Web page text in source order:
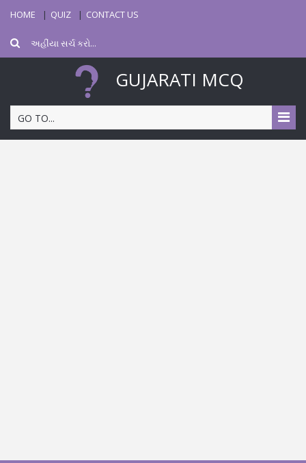
HOME QUIZ CONTACT US
GUJARATI MCQ
GO TO...